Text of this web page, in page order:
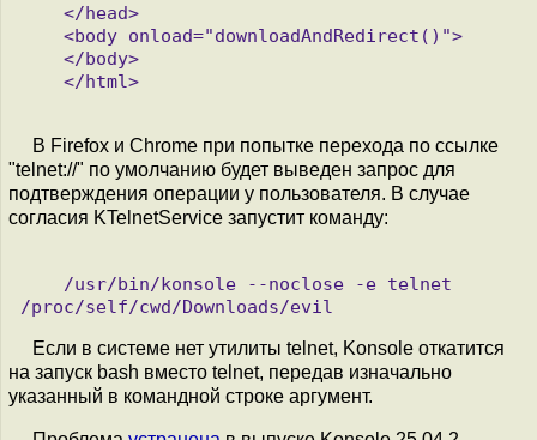
В Firefox и Chrome при попытке перехода по ссылке
"telnet://" по умолчанию будет выведен запрос для
подтверждения операции у пользователя. В случае
согласия KTelnetService запустит команду:
Если в системе нет утилиты telnet, Konsole откатится
на запуск bash вместо telnet, передав изначально
указанный в командной строке аргумент.